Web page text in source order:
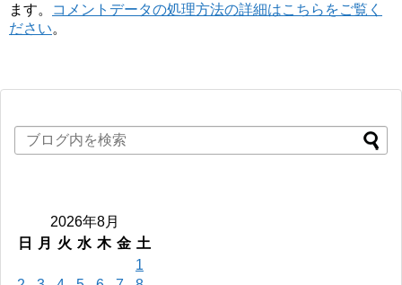
ます。
コメントデータの処理方法の詳細はこちらをご覧く
ださい。
2026年8月
日
月 火 水 木 金 土
1